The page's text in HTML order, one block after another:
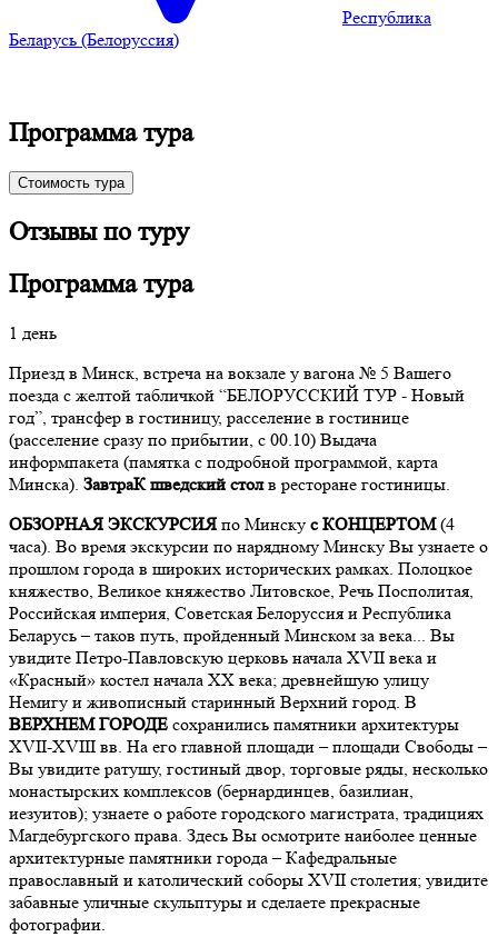
Республика
Беларусь (Белоруссия)
Программа тура
Стоимость тура
Отзывы по туру
Программа тура
1 день
Приезд в Минск, встреча на вокзале у вагона № 5 Вашего
поезда с желтой табличкой “БЕЛОРУССКИЙ ТУР - Новый
год”, трансфер в гостиницу, расселение в гостинице
(расселение сразу по прибытии, с 00.10) Выдача
информпакета (памятка с подробной программой, карта
Минска). ЗавтраК шведский столв ресторане гостиницы.
ОБЗОРНАЯ ЭКСКУРСИЯ по Минску с КОНЦЕРТОМ(4
часа). Во время экскурсии по нарядному Минску Вы узнаете о
прошлом города в широких исторических рамках. Полоцкое
княжество, Великое княжество Литовское, Речь Посполитая,
Российская империя, Советская Белоруссия и Республика
Беларусь – таков путь, пройденный Минском за века... Вы
увидите Петро-Павловскую церковь начала ХVII века и
«Красный» костел начала ХХ века; древнейшую улицу
Немигу и живописный старинный Верхний город. В
ВЕРХНЕМ ГОРОДЕ сохранились памятники архитектуры
XVII-XVIII вв. На его главной площади – площади Свободы –
Вы увидите ратушу, гостиный двор, торговые ряды, несколько
монастырских комплексов (бернардинцев, базилиан,
иезуитов); узнаете о работе городского магистрата, традициях
Магдебургского права. Здесь Вы осмотрите наиболее ценные
архитектурные памятники города – Кафедральные
православный и католический соборы ХVII столетия; увидите
забавные уличные скульптуры и сделаете прекрасные
фотографии.